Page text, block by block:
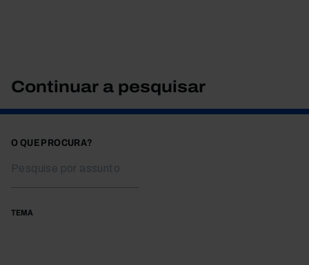
Continuar a pesquisar
O QUE PROCURA?
TEMA